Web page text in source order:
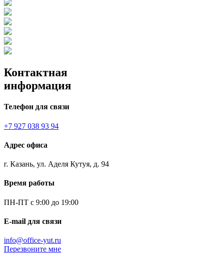
Контактная
информация
Телефон для связи
+7 927 038 93 94
Адрес офиса
г. Казань, ул. Аделя Кутуя, д. 94
Время работы
ПН-ПТ с 9:00 до 19:00
E-mail для связи
info@office-yut.ru
Перезвоните мне